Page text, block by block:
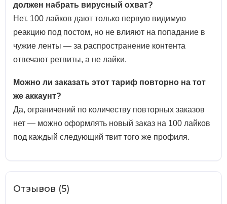
должен набрать вирусный охват?
Нет. 100 лайков дают только первую видимую
реакцию под постом, но не влияют на попадание в
чужие ленты — за распространение контента
отвечают ретвиты, а не лайки.
Можно ли заказать этот тариф повторно на тот
же аккаунт?
Да, ограничений по количеству повторных заказов
нет — можно оформлять новый заказ на 100 лайков
под каждый следующий твит того же профиля.
Отзывов (5)